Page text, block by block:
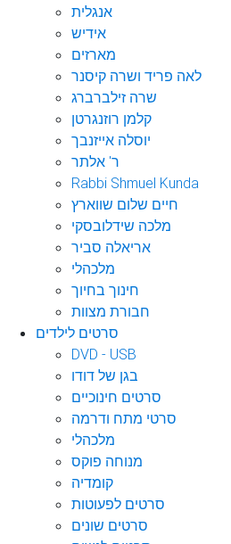
אנגלית
אידיש
מארזים
לאה פריד ושרה קיסנר
שרה זילברברג
קלמן רוזנגרטן
יוסלה אייזנבך
ר' אלתר
Rabbi Shmuel Kunda
חיים שלום שווארץ
מלכה שידלובסקי
אריאלה סביר
מלכהלי
חינוך בחיוך
חבורת מצוות
סרטים לילדים
DVD - USB
בגן של דודו
סרטים חינוכיים
סרטי מתח ודרמה
מלכהלי
מנוחה פוקס
קומדיה
סרטים לפעוטות
סרטים שונים